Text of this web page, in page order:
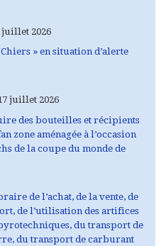
juillet 2026
» en situation d’alerte
juillet 2026
des bouteilles et récipients
zone aménagée à l’occasion
de la coupe du monde de
de l’achat, de la vente, de
de l’utilisation des artifices
du transport de
du transport de carburant